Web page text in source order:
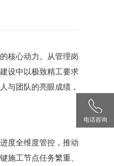
电话咨询
核心动力。从管理岗
设中以极致精工要求
与团队的亮眼成绩，
度全维度管控，推动
施工节点任务繁重、